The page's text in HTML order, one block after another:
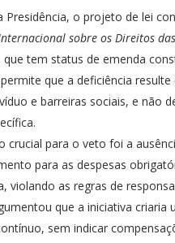
Presidência, o projeto de lei
sobre os Direitos
tem status de emenda
que a deficiência resulte
e barreiras sociais, e não
crucial para o veto foi a
para as despesas
violando as regras de
que a iniciativa criaria
sem indicar